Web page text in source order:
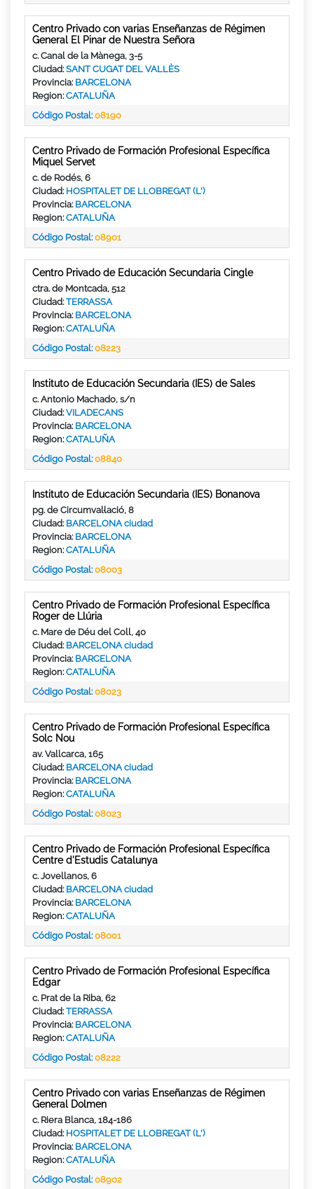
Centro Privado con varias Enseñanzas de Régimen
General El Pinar de Nuestra Señora
c. Canal de la Mànega, 3-5
Ciudad:SANT CUGAT DEL VALLÈS
Provincia: BARCELONA
Region:CATALUÑA
Código Postal:08190
Centro Privado de Formación Profesional Específica
Miquel Servet
c. de Rodés, 6
Ciudad: HOSPITALET DE LLOBREGAT (L')
Provincia: BARCELONA
Region:CATALUÑA
Código Postal:08901
Centro Privado de Educación Secundaria Cingle
ctra. de Montcada, 512
Ciudad:TERRASSA
Provincia: BARCELONA
Region:CATALUÑA
Código Postal:08223
Instituto de Educación Secundaria (IES) de Sales
c. Antonio Machado, s/n
Ciudad:VILADECANS
Provincia: BARCELONA
Region:CATALUÑA
Código Postal:08840
Instituto de Educación Secundaria (IES) Bonanova
pg. de Circumval·lació, 8
Ciudad: BARCELONA ciudad
Provincia: BARCELONA
Region:CATALUÑA
Código Postal:08003
Centro Privado de Formación Profesional Específica
Roger de Llúria
c. Mare de Déu del Coll, 40
Ciudad: BARCELONA ciudad
Provincia: BARCELONA
Region:CATALUÑA
Código Postal:08023
Centro Privado de Formación Profesional Específica
Solc Nou
av. Vallcarca, 165
Ciudad: BARCELONA ciudad
Provincia: BARCELONA
Region:CATALUÑA
Código Postal:08023
Centro Privado de Formación Profesional Específica
Centre d'Estudis Catalunya
c. Jovellanos, 6
Ciudad: BARCELONA ciudad
Provincia: BARCELONA
Region:CATALUÑA
Código Postal:08001
Centro Privado de Formación Profesional Específica
Edgar
c. Prat de la Riba, 62
Ciudad:TERRASSA
Provincia: BARCELONA
Region:CATALUÑA
Código Postal:08222
Centro Privado con varias Enseñanzas de Régimen
General Dolmen
c. Riera Blanca, 184-186
Ciudad: HOSPITALET DE LLOBREGAT (L')
Provincia: BARCELONA
Region:CATALUÑA
Código Postal:08902